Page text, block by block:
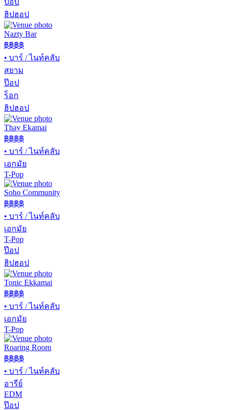
ป๊อป
ฮิปฮอป
Nazty Bar
฿฿฿฿
• บาร์ / ไนท์คลับ
สยาม
ป๊อป
ร็อก
ฮิปฮอป
Thay Ekamai
฿฿฿฿
• บาร์ / ไนท์คลับ
เอกมัย
T-Pop
Soho Community
฿฿฿฿
• บาร์ / ไนท์คลับ
เอกมัย
T-Pop
ป๊อป
ฮิปฮอป
Tonic Ekkamai
฿฿฿฿
• บาร์ / ไนท์คลับ
เอกมัย
T-Pop
Roaring Room
฿฿฿฿
• บาร์ / ไนท์คลับ
อารีย์
EDM
ป๊อป